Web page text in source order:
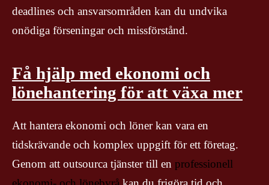
deadlines och ansvarsområden kan du undvika
onödiga förseningar och missförstånd.
Få hjälp med ekonomi och
lönehantering för att växa mer
Att hantera ekonomi och löner kan vara en
tidskrävande och komplex uppgift för ett företag.
Genom att outsourca tjänster till en professionell